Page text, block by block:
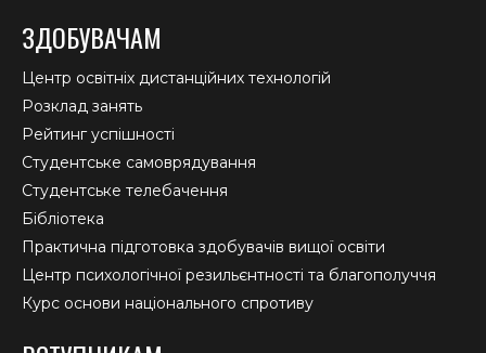
ЗДОБУВАЧАМ
Центр освітніх дистанційних технологій
Розклад занять
Рейтинг успішності
Студентське самоврядування
Студентське телебачення
Бібліотека
Практична підготовка здобувачів вищої освіти
Центр психологічної резильєнтності та благополуччя
Курс основи національного спротиву